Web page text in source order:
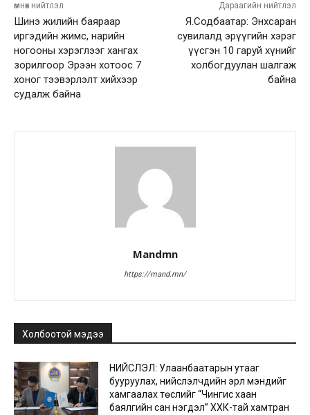
өмнөх нийтлэл
Шинэ жилийн баяраар
иргэдийн жимс, нарийн
ногооны хэрэглээг хангах
зорилгоор Эрээн хотоос 7
хоног тээвэрлэлт хийхээр
судалж байна
Дараагийн нийтлэл
Я.Содбаатар: Энхсаран
сувилалд эрүүгийн хэрэг
үүсгэн 10 гаруй хүнийг
холбогдуулан шалгаж
байна
Mandmn
https://mand.mn/
Холбоотой мэдээ
НИЙСЛЭЛ: Улаанбаатарын утааг
бууруулах, нийслэлчүүдийн эрүүл мэндийг
хамгаалах төслийг “Чингис хаан
баялгийн сан нэгдэл” ХХК-тай хамтран